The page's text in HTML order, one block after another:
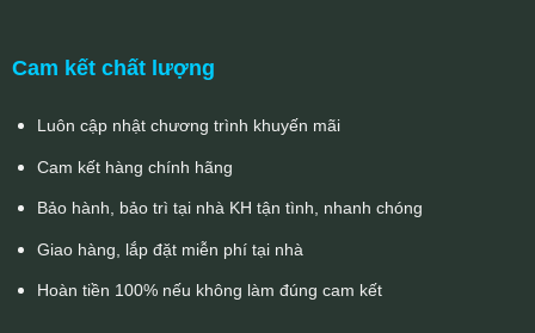
Cam kết chất lượng
Luôn cập nhật chương trình khuyến mãi
Cam kết hàng chính hãng
Bảo hành, bảo trì tại nhà KH tận tình, nhanh chóng
Giao hàng, lắp đặt miễn phí tại nhà
Hoàn tiền 100% nếu không làm đúng cam kết